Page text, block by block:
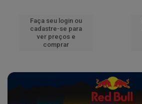
Faça seu login ou
cadastre-se para
ver preços e
comprar